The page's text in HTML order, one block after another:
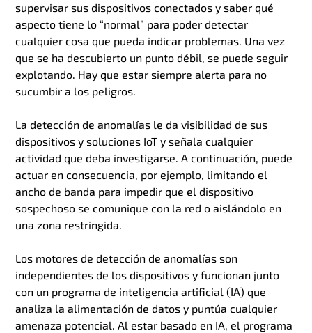
supervisar sus dispositivos conectados y saber qué
aspecto tiene lo “normal” para poder detectar
cualquier cosa que pueda indicar problemas. Una vez
que se ha descubierto un punto débil, se puede seguir
explotando. Hay que estar siempre alerta para no
sucumbir a los peligros.
La detección de anomalías le da visibilidad de sus
dispositivos y soluciones IoT y señala cualquier
actividad que deba investigarse. A continuación, puede
actuar en consecuencia, por ejemplo, limitando el
ancho de banda para impedir que el dispositivo
sospechoso se comunique con la red o aislándolo en
una zona restringida.
Los motores de detección de anomalías son
independientes de los dispositivos y funcionan junto
con un programa de inteligencia artificial (IA) que
analiza la alimentación de datos y puntúa cualquier
amenaza potencial. Al estar basado en IA, el programa